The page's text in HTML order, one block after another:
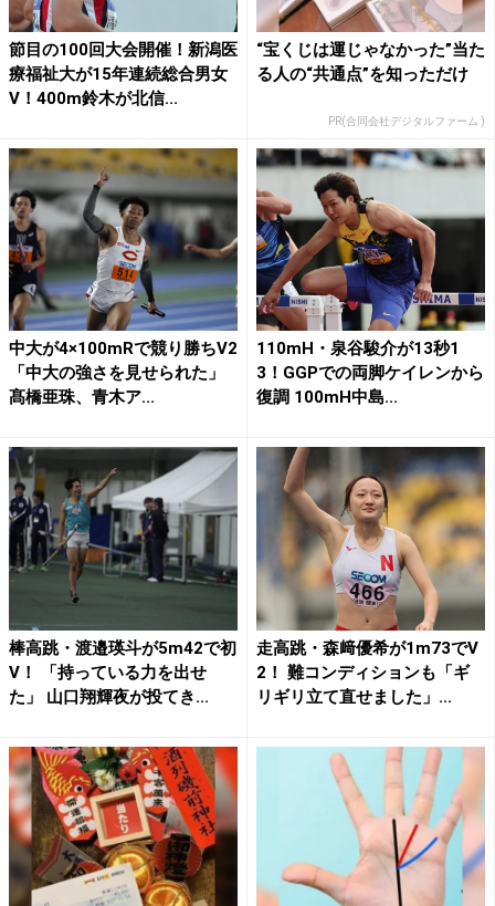
節目の100回大会開催！新潟医
療福祉大が15年連続総合男女
V！400m鈴木が北信...
“宝くじは運じゃなかった”当た
る人の“共通点”を知っただけ
PR(合同会社デジタルファーム )
中大が4×100mRで競り勝ちV2
「中大の強さを見せられた」
髙橋亜珠、青木ア...
110mH・泉谷駿介が13秒1
3！GGPでの両脚ケイレンから
復調 100mH中島...
棒高跳・渡邉瑛斗が5m42で初
V！ 「持っている力を出せ
た」 山口翔輝夜が投てき...
走高跳・森﨑優希が1m73でV
2！ 難コンディションも「ギ
リギリ立て直せました」...